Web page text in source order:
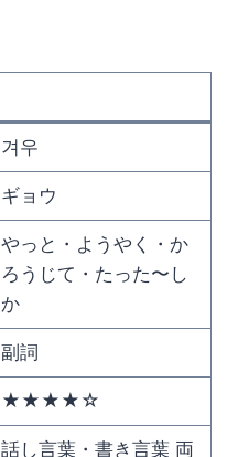
겨우
ギョウ
やっと・ようやく・か
ろうじて・たった〜し
か
副詞
★★★★☆
話し言葉・書き言葉 両